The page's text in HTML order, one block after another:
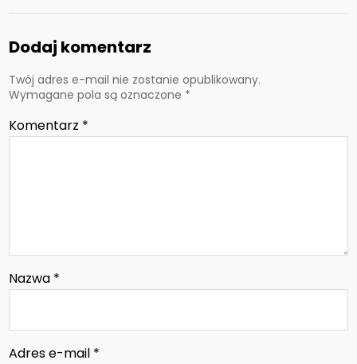
Dodaj komentarz
Twój adres e-mail nie zostanie opublikowany.
Wymagane pola są oznaczone *
Komentarz *
Nazwa *
Adres e-mail *